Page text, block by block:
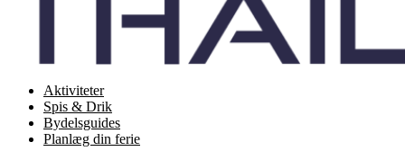
Aktiviteter
Spis & Drik
Bydelsguides
Planlæg din ferie